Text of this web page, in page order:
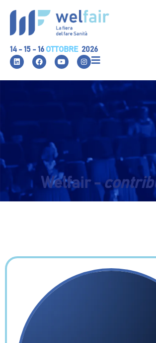
14 - 15 - 16 OTTOBRE 2026
Welfair -